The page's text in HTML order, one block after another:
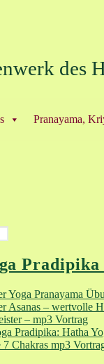
des
Pranayama,
Pradipika
Yoga Pranayama
Asanas – wertvolle
– mp3 Vortrag
Pradipika: Hatha
Chakras mp3